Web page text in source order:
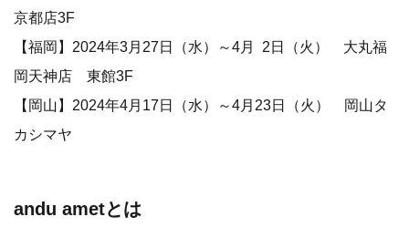
京都店3F
【福岡】2024年3月27日（水）～4月 2日（火） 大丸福
岡天神店 東館3F
【岡山】2024年4月17日（水）～4月23日（火） 岡山タ
カシマヤ
andu ametとは